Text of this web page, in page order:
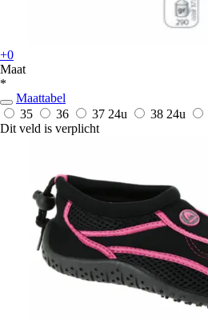
+0
Maat
*
Maattabel
35
36 37 24u 38 24u
Dit veld is verplicht